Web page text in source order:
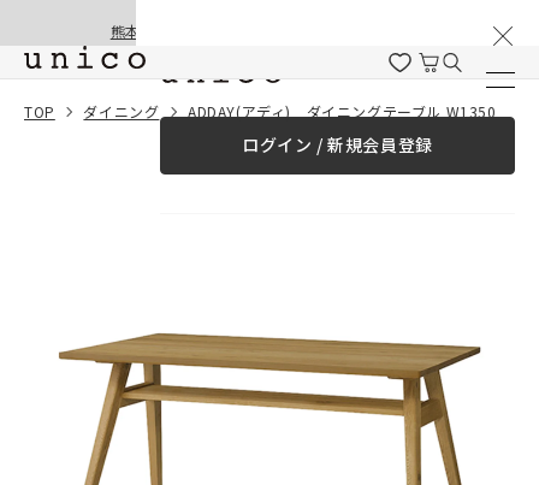
熊本地震の影響による配送遅延と停止について
ログイン / 新規会員登録
家具
カーテン
TOP ダイニング ADDAY(アディ) ダイニングテーブル W1350
一緒に購入する